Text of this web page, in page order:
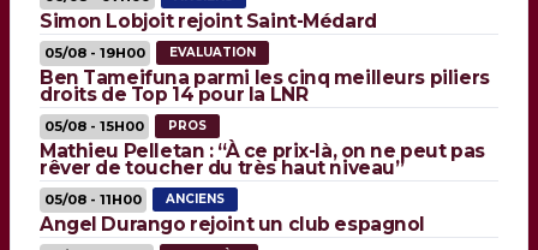
Simon Lobjoit rejoint Saint-Médard
05/08 - 19H00 EVALUATION
Ben Tameifuna parmi les cinq meilleurs piliers
droits de Top 14 pour la LNR
05/08 - 15H00 PROS
Mathieu Pelletan : “À ce prix-là, on ne peut pas
rêver de toucher du très haut niveau”
05/08 - 11H00 ANCIENS
Angel Durango rejoint un club espagnol